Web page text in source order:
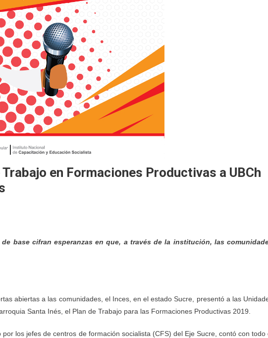
en Formaciones Productivas a UBCh
base cifran esperanzas en que, a través de la institución, las
abiertas a las comunidades, el Inces, en el estado Sucre, presentó a las
Santa Inés, el Plan de Trabajo para las Formaciones Productivas 2019.
los jefes de centros de formación socialista (CFS) del Eje Sucre, contó con todo